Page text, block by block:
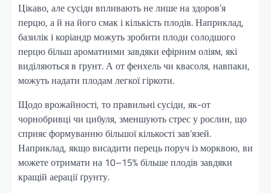
Цікаво, але сусіди впливають не лише на здоров’я
перцю, а й на його смак і кількість плодів. Наприклад,
базилік і коріандр можуть зробити плоди солодшого
перцю більш ароматними завдяки ефірним оліям, які
виділяються в ґрунт. А от фенхель чи квасоля, навпаки,
можуть надати плодам легкої гіркоти.
Щодо врожайності, то правильні сусіди, як-от
чорнобривці чи цибуля, зменшують стрес у рослин, що
сприяє формуванню більшої кількості зав’язей.
Наприклад, якщо висадити перець поруч із морквою, ви
можете отримати на 10–15% більше плодів завдяки
кращій аерації ґрунту.